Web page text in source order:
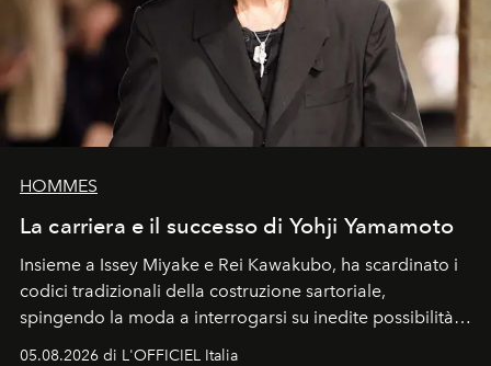
HOMMES
La carriera e il successo di Yohji Yamamoto
Insieme a Issey Miyake e Rei Kawakubo, ha scardinato i
codici tradizionali della costruzione sartoriale,
spingendo la moda a interrogarsi su inedite possibilità
formali e a ridefinire il concetto stesso di silhouette.
05.08.2026 di L'OFFICIEL Italia